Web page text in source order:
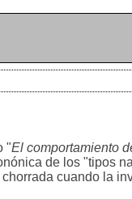
"El comportamiento
de los "tipos
cuando la